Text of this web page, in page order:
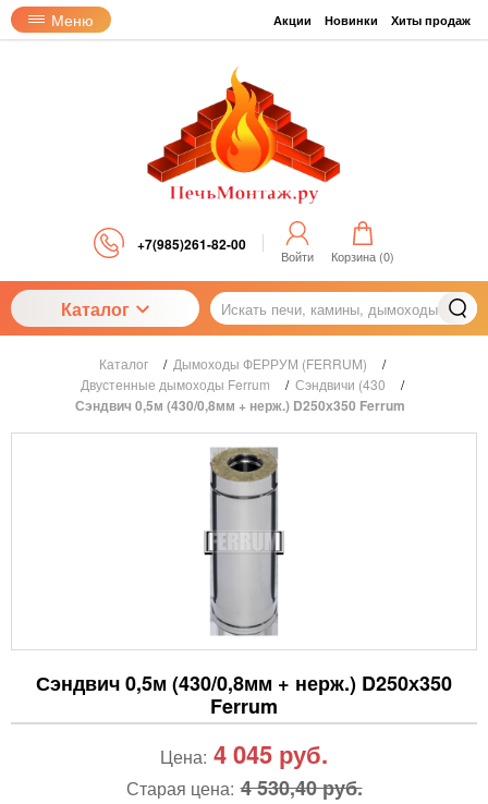
Меню Акции Новинки Хиты продаж
+7(985)261-82-00
Войти Корзина (0)
Каталог
Каталог / Дымоходы ФЕРРУМ (FERRUM)
/
Двустенные дымоходы Ferrum
/ Сэндвичи (430 /
Сэндвич 0,5м (430/0,8мм + нерж.) D250х350 Ferrum
Сэндвич 0,5м (430/0,8мм + нерж.) D250х350
Ferrum
Цена: 4 045 руб.
Старая цена: 4 530,40 руб.